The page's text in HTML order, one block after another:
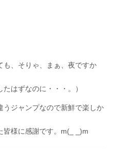
も、そりゃ、まぁ、夜ですか
はずなのに・・・。）
ジャンプなので新鮮で楽しか
皆様に感謝です。m(_ _)m